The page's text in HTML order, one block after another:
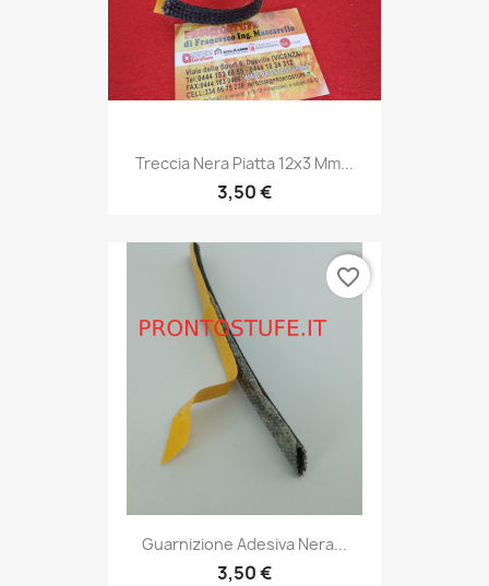
Treccia Nera Piatta 12x3 Mm...
3,50 €
Guarnizione Adesiva Nera...
3,50 €
favorite_border